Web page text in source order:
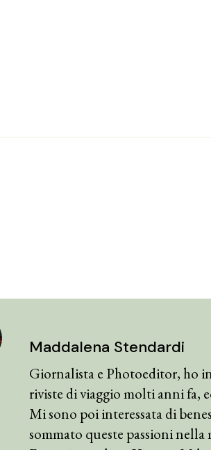
Maddalena Stendardi
Giornalista e Photoeditor, ho
riviste di viaggio molti anni fa,
Mi sono poi interessata di
sommato queste passioni nella